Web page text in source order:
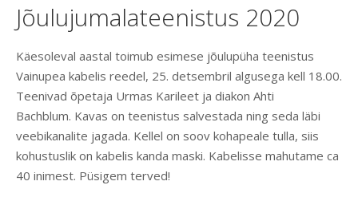
Jõulujumalateenistus 2020
Käesoleval aastal toimub esimese jõulupüha teenistus
Vainupea kabelis reedel, 25. detsembril algusega kell 18.00.
Teenivad õpetaja Urmas Karileet ja diakon Ahti
Bachblum. Kavas on teenistus salvestada ning seda läbi
veebikanalite jagada. Kellel on soov kohapeale tulla, siis
kohustuslik on kabelis kanda maski. Kabelisse mahutame ca
40 inimest. Püsigem terved!